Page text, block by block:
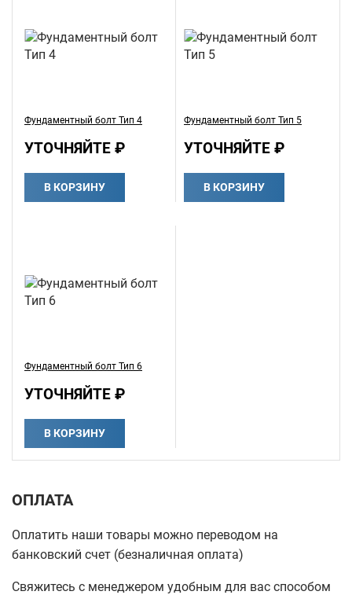
Фундаментный болт Тип 4
УТОЧНЯЙТЕ ₽
В КОРЗИНУ
Фундаментный болт Тип 5
УТОЧНЯЙТЕ ₽
В КОРЗИНУ
Фундаментный болт Тип 6
УТОЧНЯЙТЕ ₽
В КОРЗИНУ
ОПЛАТА
Оплатить наши товары можно переводом на
банковский счет (безналичная оплата)
Свяжитесь с менеджером удобным для вас способом